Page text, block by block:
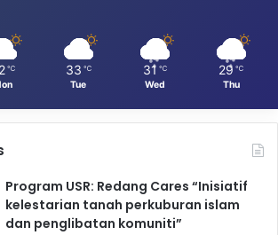
℃ 33 ℃
Tue
31 ℃
Wed
29 ℃
Thu
Program USR: Redang Cares “Inisiatif
kelestarian tanah perkuburan islam
dan penglibatan komuniti”